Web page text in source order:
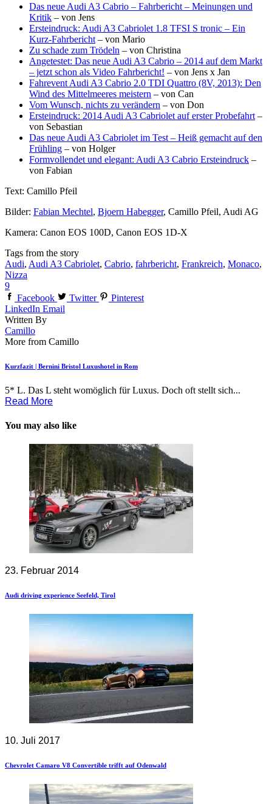
Das neue Audi A3 Cabrio – Fahrbericht – Meinungen und
Kritik – von Jens
Ersteindruck: Audi A3 Cabriolet 1.8 TFSI S tronic – Ein
Kurz-Fahrbericht – von Mario
Zu schade zum Trödeln – von Christina
Angetestet: Das neue Audi A3 Cabrio – 2014 auf dem Markt
– jetzt schon als Video Fahrbericht! – von Jens x Jan
Fahrevent Audi A3 Cabrio 2.0 TDI Quattro (8V, 2013): Den
Wind des Mittelmeeres meistern – von Can
Vom Wunsch, nichts zu verändern – von Don
Ersteindruck: 2014 Audi A3 Cabriolet auf erster Probefahrt –
von Sebastian
Das neue Audi A3 Cabriolet im Test – Heiß gemacht auf den
Frühling – von Holger
Formvollendet und elegant: Audi A3 Cabrio Ersteindruck –
von Fabian
Text: Camillo Pfeil
Bilder: Fabian Mechtel, Bjoern Habegger, Camillo Pfeil, Audi AG
Kamera: Canon EOS 100D, Canon EOS 1D-X
Tags from the story
Audi, Audi A3 Cabriolet, Cabrio, fahrbericht, Frankreich, Monaco,
Nizza
9
Facebook
Twitter
Pinterest
LinkedIn Email
Written By
Camillo
More from Camillo
Kurzfazit | Bernini Bristol Luxushotel in Rom
5* L. Das L steht womöglich für Luxus. Doch oft stellt sich...
Read More
You may also like
23. Februar 2014
Audi driving experience Seefeld, Tirol
10. Juli 2017
Chevrolet Camaro V8 Convertible trifft auf Odenwald